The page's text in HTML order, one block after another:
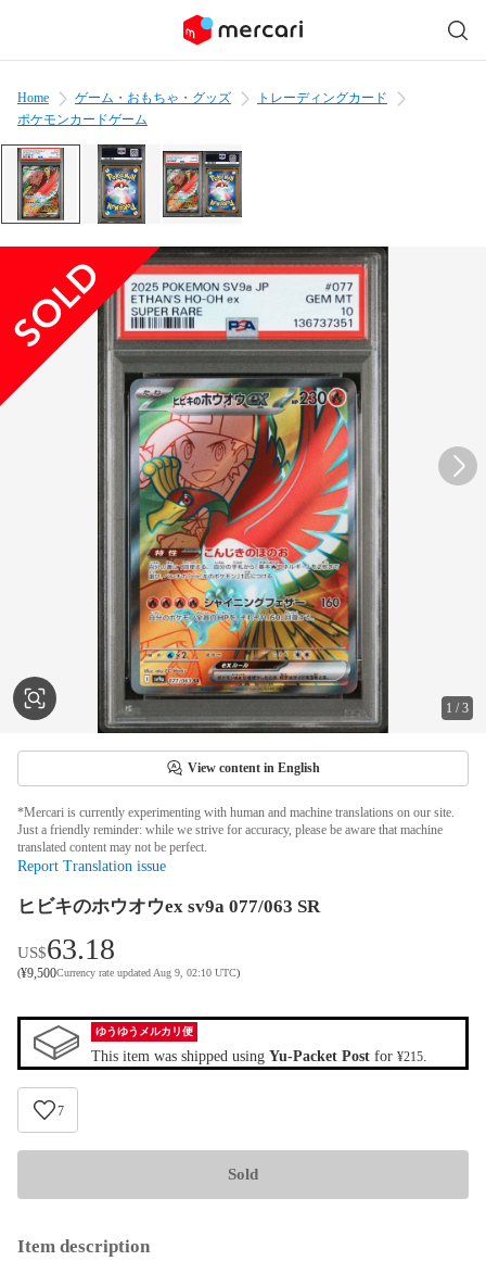
Home ゲーム・おもちゃ・グッズ
トレーディングカード
ポケモンカードゲーム
1 /3
View content in English
*Mercari is currently experimenting with human and machine translations on our site.
Just a friendly reminder: while we strive for accuracy, please be aware that machine
translated content may not be perfect.
Report Translation issue
ヒビキのホウオウex sv9a 077/063 SR
US$63.18
(¥9,500Currency rate updated Aug 9, 02:10 UTC)
ゆうゆうメルカリ便
This item was shipped using Yu-Packet Post for ¥215
7
Sold
Item description